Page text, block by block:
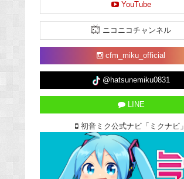
YouTube
ニコニコチャンネル
cfm_miku_official
@hatsunemiku0831
LINE
初音ミク公式ナビ「ミクナビ」